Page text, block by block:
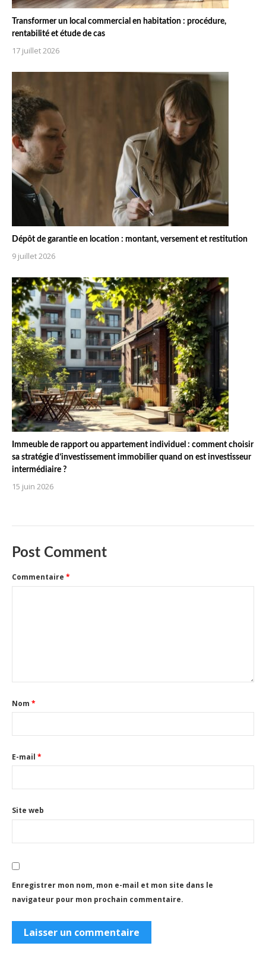
Transformer un local commercial en habitation : procédure,
rentabilité et étude de cas
17 juillet 2026
Dépôt de garantie en location : montant, versement et restitution
9 juillet 2026
Immeuble de rapport ou appartement individuel : comment choisir
sa stratégie d’investissement immobilier quand on est investisseur
intermédiaire ?
15 juin 2026
Post Comment
Commentaire *
Nom *
E-mail *
Site web
Enregistrer mon nom, mon e-mail et mon site dans le
navigateur pour mon prochain commentaire.